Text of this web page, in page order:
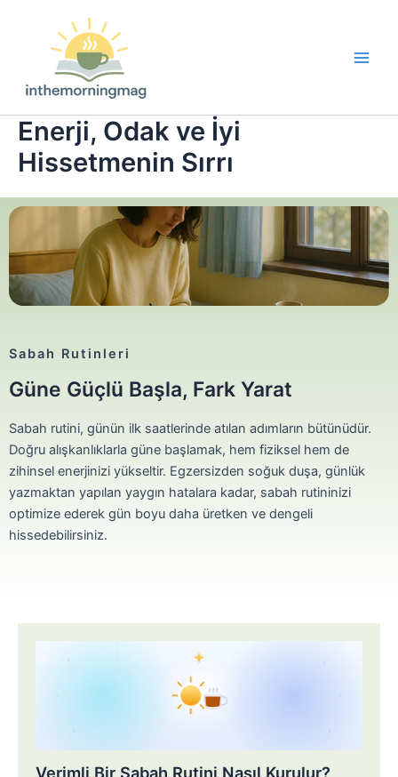
Enerji, Odak ve İyi
Hissetmenin Sırrı
Sabah Rutinleri
Güne Güçlü Başla, Fark Yarat
Sabah rutini, günün ilk saatlerinde atılan adımların bütünüdür.
Doğru alışkanlıklarla güne başlamak, hem fiziksel hem de
zihinsel enerjinizi yükseltir. Egzersizden soğuk duşa, günlük
yazmaktan yapılan yaygın hatalara kadar, sabah rutininizi
optimize ederek gün boyu daha üretken ve dengeli
hissedebilirsiniz.
Verimli Bir Sabah Rutini Nasıl Kurulur?